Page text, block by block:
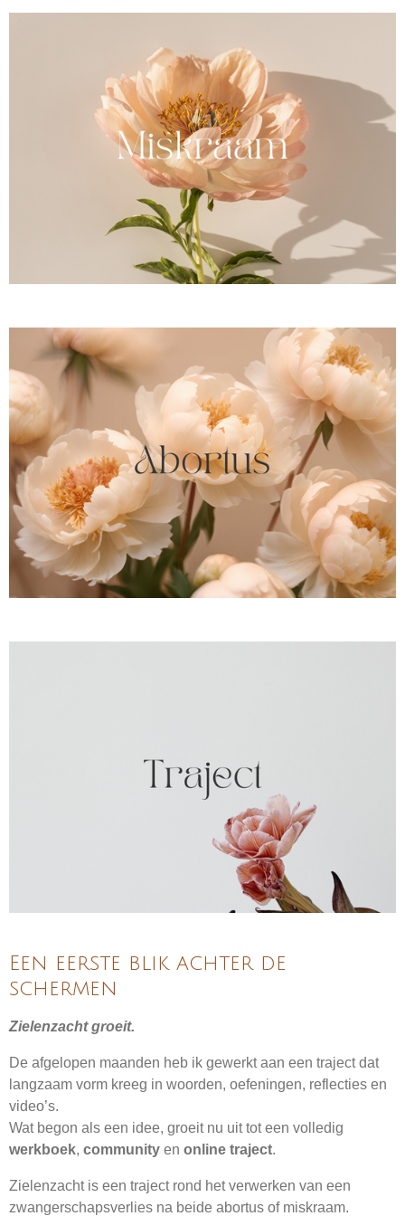
Een eerste blik achter de
schermen
Zielenzacht groeit.
De afgelopen maanden heb ik gewerkt aan een traject dat
langzaam vorm kreeg in woorden, oefeningen, reflecties en
video’s.
Wat begon als een idee, groeit nu uit tot een volledig
werkboek, community en online traject.
Zielenzacht is een traject rond het verwerken van een
zwangerschapsverlies na beide abortus of miskraam.